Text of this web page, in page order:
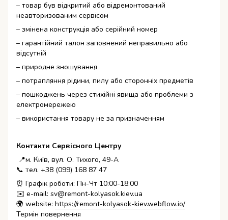
– товар був відкритий або відремонтований
неавторизованим сервісом
– змінена конструкція або серійний номер
– гарантійний талон заповнений неправильно або
відсутній
– природне зношування
– потрапляння рідини, пилу або сторонніх предметів
– пошкоджень через стихійні явища або проблеми з
електромережею
– використання товару не за призначенням
Контакти Сервісного Центру
📍м. Київ, вул. О. Тихого, 49-А
📞 тел. +38 (099) 168 87 47
⏰ Графік роботи: Пн-Чт 10:00-18:00
✉️ e-mail: sv@remont-kolyasok.kiev.ua
🌍 website: https://remont-kolyasok-kiev.webflow.io/
Термін повернення